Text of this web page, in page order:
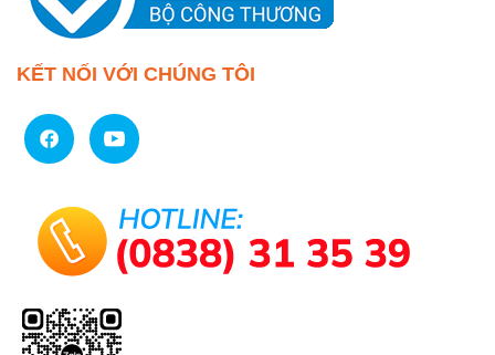
KẾT NỐI VỚI CHÚNG TÔI